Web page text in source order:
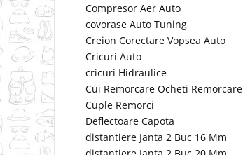
Compresor Aer Auto
covorase Auto Tuning
Creion Corectare Vopsea Auto
Cricuri Auto
cricuri Hidraulice
Cui Remorcare Ocheti Remorcare
Cuple Remorci
Deflectoare Capota
distantiere Janta 2 Buc 16 Mm